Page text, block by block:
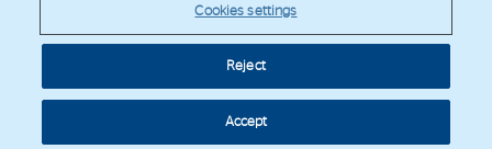
Cookies settings
Cookies settings
Reject
Accept